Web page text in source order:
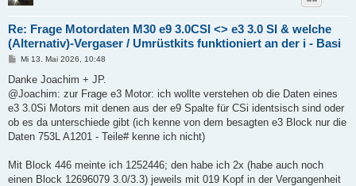
Re: Frage Motordaten M30 e9 3.0CSI <> e3 3.0 SI & welche
(Alternativ)-Vergaser / Umrüstkits funktioniert an der i - Basi
B
i
r
a
Mi 13. Mai 2026, 10:48
Danke Joachim + JP.
@Joachim: zur Frage e3 Motor: ich wollte verstehen ob die Daten eines
e3 3.0Si Motors mit denen aus der e9 Spalte für CSi identsisch sind oder
ob es da unterschiede gibt (ich kenne von dem besagten e3 Block nur die
Daten 753L A1201 - Teile# kenne ich nicht)
Mit Block 446 meinte ich 1252446; den habe ich 2x (habe auch noch
einen Block 12696079 3.0/3.3) jeweils mit 019 Kopf in der Vergangenheit